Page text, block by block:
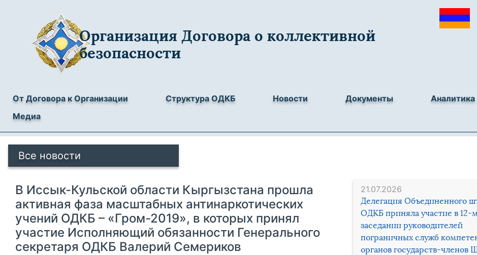
Организация Договора о коллективной
безопасности
От Договора к Организации Структура ОДКБ Новости Документы Аналитика
Медиа
Все новости
21.07.2026
Делегация Объединенного
ОДКБ приняла участие в 12-
заседании руководителей
пограничных служб
органов государств-членов
В Иссык-Кульской области Кыргызстана прошла
активная фаза масштабных антинаркотических
учений ОДКБ – «Гром-2019», в которых принял
участие Исполняющий обязанности Генерального
секретаря ОДКБ Валерий Семериков